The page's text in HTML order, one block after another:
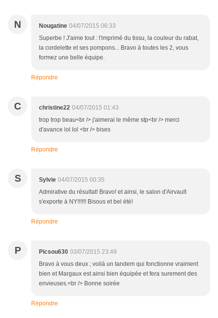
N Nougatine 04/07/2015 06:33
Superbe ! J'aime tout : l'imprimé du tissu, la couleur du rabat,
la cordelette et ses pompons... Bravo à toutes les 2, vous
formez une belle équipe.
Répondre
C christine22 04/07/2015 01:43
trop trop beau<br /> j'aimerai le même stp<br /> merci
d'avance lol lol <br /> bises
Répondre
S Sylvie 04/07/2015 00:35
Admirative du résultat! Bravo! et ainsi, le salon d'Airvault
s'exporte à NY!!!!!! Bisous et bel été!
Répondre
P Picsou630 03/07/2015 23:49
Bravo à vous deux ; voilà un tandem qui fonctionne vraiment
bien et Margaux est ainsi bien équipée et fera surement des
envieuses.<br /> Bonne soirée
Répondre